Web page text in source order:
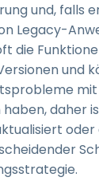
und, falls
Legacy-
die
und
daher